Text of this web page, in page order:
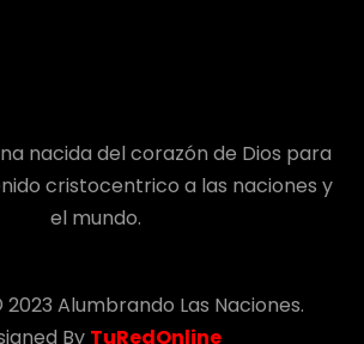
nacida del corazón de Dios para
cristocentrico a las naciones y
el mundo.
Alumbrando Las Naciones.
By TuRedOnline